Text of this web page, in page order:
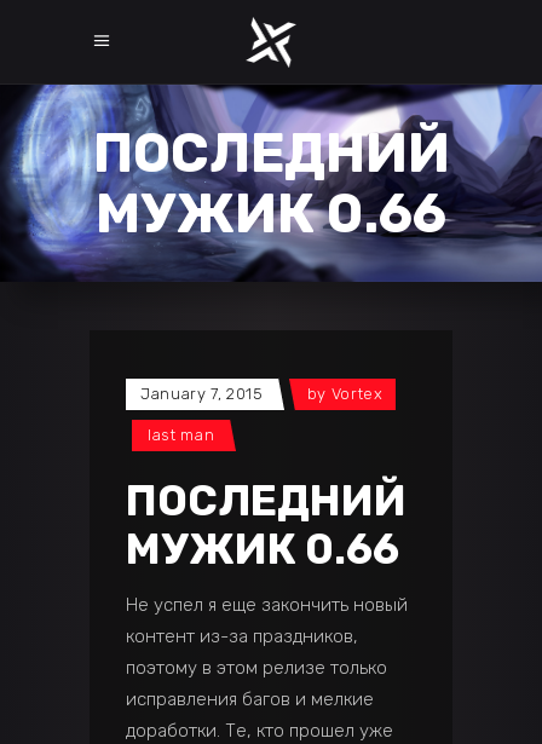
ПОСЛЕДНИЙ
МУЖИК 0.66
January 7, 2015 by Vortex
last man
ПОСЛЕДНИЙ
МУЖИК 0.66
Не успел я еще закончить новый
контент из-за праздников,
поэтому в этом релизе только
исправления багов и мелкие
доработки. Те, кто прошел уже